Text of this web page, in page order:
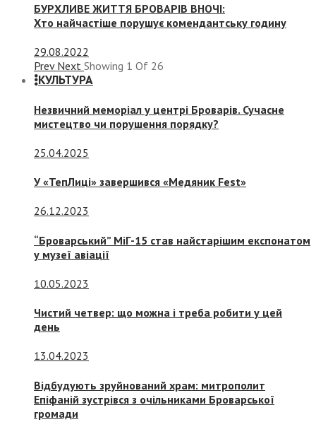
БУРХЛИВЕ ЖИТТЯ БРОВАРІВ ВНОЧІ:
Хто найчастіше порушує комендантську годину
29.08.2022
Prev Next Showing 1 Of 26
КУЛЬТУРА
Незвичний меморіал у центрі Броварів. Сучасне
мистецтво чи порушення порядку?
25.04.2025
У «ТепЛиці» завершився «Медяник Fest»
26.12.2023
“Броварський” МіГ-15 став найстарішим експонатом
у музеї авіації
10.05.2023
Чистий четвер: що можна і треба робити у цей
день
13.04.2023
Відбудують зруйнований храм: митрополит
Епіфаній зустрівся з очільниками Броварської
громади